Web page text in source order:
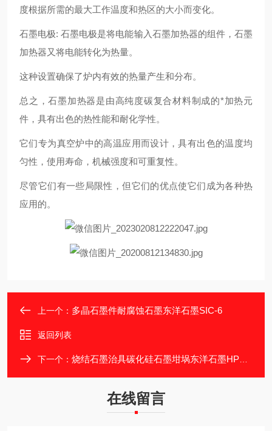
度根据所需的最大工作温度和热区的大小而变化。
石墨电极: 石墨电极是将电能输入石墨加热器的组件，石墨
加热器又将电能转化为热量。
这种设置确保了炉内有效的热量产生和分布。
总之，石墨加热器是由高纯度碳复合材料制成的*加热元
件，具有出色的热性能和耐化学性。
它们专为真空炉中的高温应用而设计，具有出色的温度均
匀性，使用寿命，机械强度和可重复性。
尽管它们有一些局限性，但它们的优点使它们成为各种热
应用的。
上一个： 多晶石墨件耐腐蚀石墨东洋石墨SIC-6
返回列表
下一个： 烧结石墨治具碳化硅石墨坩埚东洋石墨HPG-51
在线留言